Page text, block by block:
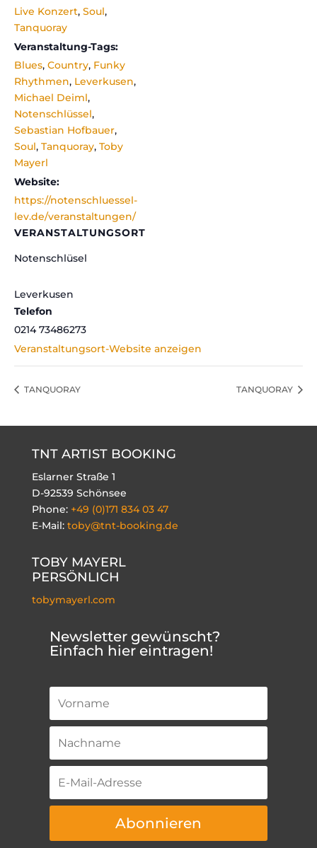
Live Konzert, Soul,
Tanquoray
Veranstaltung-Tags:
Blues, Country, Funky
Rhythmen, Leverkusen,
Michael Deiml,
Notenschlüssel,
Sebastian Hofbauer,
Soul, Tanquoray, Toby
Mayerl
Website:
https://notenschluessel-
lev.de/veranstaltungen/
VERANSTALTUNGSORT
Notenschlüsel
Leverkusen
Telefon
0214 73486273
Veranstaltungsort-Website anzeigen
TANQUORAY TANQUORAY
TNT ARTIST BOOKING
Eslarner Straße 1
D-92539 Schönsee
Phone: +49 (0)171 834 03 47
E-Mail: toby@tnt-booking.de
TOBY MAYERL
PERSÖNLICH
tobymayerl.com
Newsletter gewünscht?
Einfach hier eintragen!
Abonnieren